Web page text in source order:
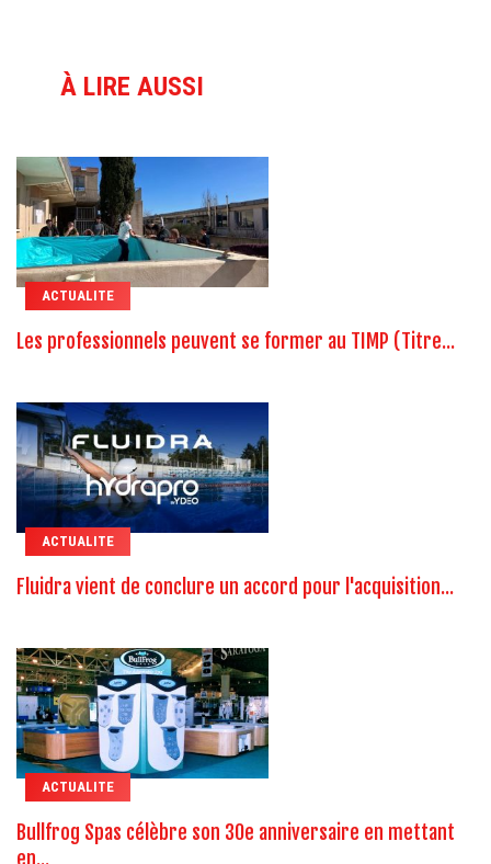
À LIRE AUSSI
ACTUALITE
Les professionnels peuvent se former au TIMP (Titre...
ACTUALITE
Fluidra vient de conclure un accord pour l'acquisition...
ACTUALITE
Bullfrog Spas célèbre son 30e anniversaire en mettant
en...